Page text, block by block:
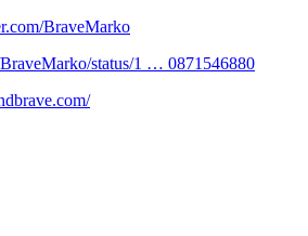
BraveMarko
status/1 … 0871546880